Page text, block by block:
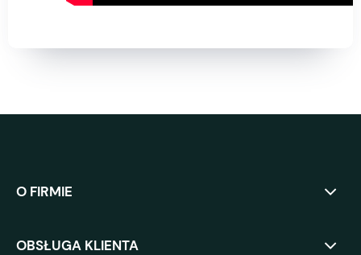
O FIRMIE
OBSŁUGA KLIENTA